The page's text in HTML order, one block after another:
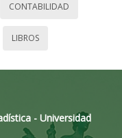
CONTABILIDAD
LIBROS
- Universidad